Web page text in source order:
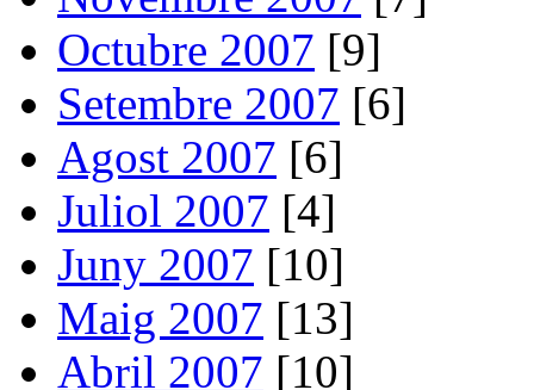
Octubre 2007 [9]
Setembre 2007 [6]
Agost 2007 [6]
Juliol 2007 [4]
Juny 2007 [10]
Maig 2007 [13]
Abril 2007 [10]